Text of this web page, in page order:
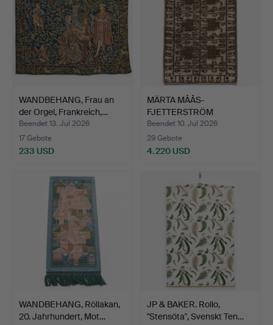
WANDBEHANG, Frau an
der Orgel, Frankreich,…
Beendet 13. Jul 2026
17 Gebote
233 USD
MÄRTA MÅÅS-
FJETTERSTRÖM
(Schweden, 1873-19…
Beendet 10. Jul 2026
29 Gebote
4.220 USD
WANDBEHANG, Röllakan,
20. Jahrhundert, Mot…
JP & BAKER. Rollo,
"Stensöta", Svenskt Ten…